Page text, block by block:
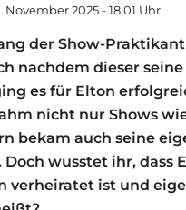
November 2025 - 18:01 Uhr
der Show-
nachdem dieser
es für Elton
nicht nur Shows
bekam auch seine
wusstet ihr, dass
verheiratet ist und